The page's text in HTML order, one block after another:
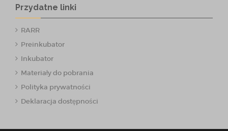
Przydatne linki
RARR
Preinkubator
Inkubator
Materiały do pobrania
Polityka prywatności
Deklaracja dostępności